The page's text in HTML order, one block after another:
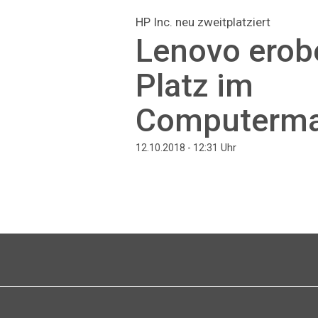
HP Inc. neu zweitplatziert
Lenovo
Platz im
12.10.2018 - 12:31 Uhr